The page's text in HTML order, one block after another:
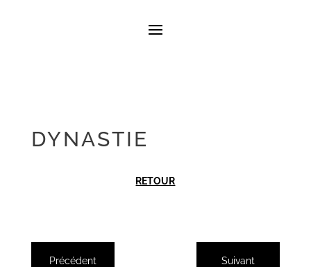
DYNASTIE
RETOUR
Suivant
Précédent